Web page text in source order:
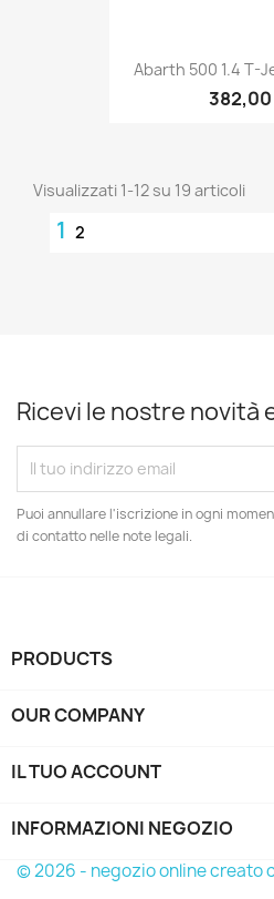
Abarth 500 1.4 T-
Visualizzati 1-12 su 19 articoli
1 2
Ricevi le nostre novità
Puoi annullare l'iscrizione in ogni
di contatto nelle note legali.
PRODUCTS
OUR COMPANY
IL TUO ACCOUNT
INFORMAZIONI NEGOZIO
© 2026 - negozio online creato